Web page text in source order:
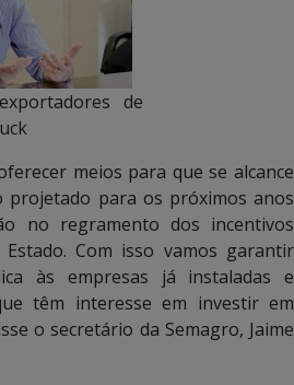
de
meios para que se alcance
projetado para os próximos anos
no regramento dos incentivos
Estado. Com isso vamos garantir
às empresas já instaladas e
têm interesse em investir em
o secretário da Semagro, Jaime